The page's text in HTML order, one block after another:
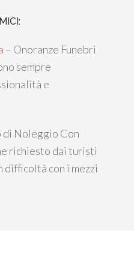
– Onoranze Funebri
sempre
e
di Noleggio Con
richiesto dai turisti
difficoltà con i mezzi